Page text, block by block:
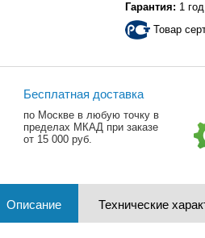
Гарантия: 1 год
Товар
Бесплатная доставка
по Москве в любую точку в
пределах МКАД при заказе
от 15 000 руб.
Описание Технические